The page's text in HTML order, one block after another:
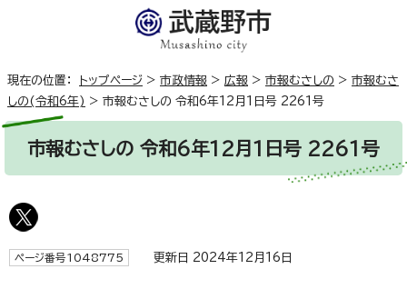
現在の位置： トップページ > 市政情報 > 広報 > 市報むさしの > 市報むさ
しの(令和6年) > 市報むさしの 令和6年12月1日号 2261号
市報むさしの 令和6年12月1日号 2261号
ページ番号1048775 更新日 2024年12月16日